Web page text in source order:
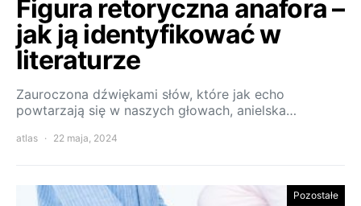
Figura retoryczna anafora –
jak ją identyfikować w
literaturze
Zauroczona dźwiękami słów, które jak echo
powtarzają się w naszych głowach, anielska…
atlas 22 maja, 2024
Pozostałe